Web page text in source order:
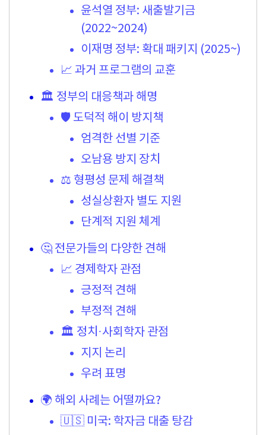
윤석열 정부: 새출발기금
(2022~2024)
이재명 정부: 확대 패키지 (2025~)
📈 과거 프로그램의 교훈
🏛️ 정부의 대응책과 해명
🛡️ 도덕적 해이 방지책
엄격한 선별 기준
오남용 방지 장치
⚖️ 형평성 문제 해결책
성실상환자 별도 지원
단계적 지원 체계
🤔 전문가들의 다양한 견해
📈 경제학자 관점
긍정적 견해
부정적 견해
🏛️ 정치·사회학자 관점
지지 논리
우려 표명
🌍 해외 사례는 어떨까요?
🇺🇸 미국: 학자금 대출 탕감